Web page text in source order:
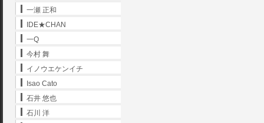
一瀬 正和
IDE★CHAN
一Q
今村 舞
イノウエケンイチ
Isao Cato
石井 悠也
石川 洋